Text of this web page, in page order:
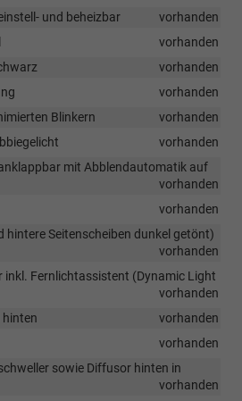
und beheizbar
vorhanden
vorhanden
vorhanden
vorhanden
Blinkern
vorhanden
vorhanden
mit Abblendautomatik auf
vorhanden
vorhanden
hintere Seitenscheiben dunkel getönt)
vorhanden
inkl. Fernlichtassistent (Dynamic Light
vorhanden
hinten
vorhanden
vorhanden
sowie Diffusor hinten in
vorhanden